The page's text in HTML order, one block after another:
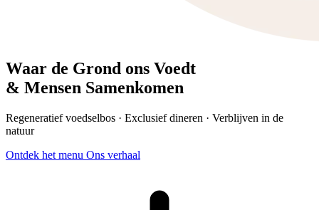
Waar de Grond ons Voedt
& Mensen Samenkomen
Regeneratief voedselbos · Exclusief dineren · Verblijven in de
natuur
Ontdek het menu Ons verhaal